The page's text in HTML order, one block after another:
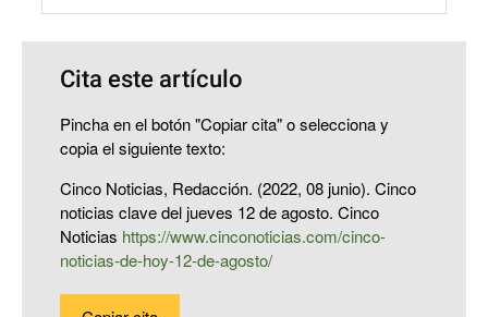
Cita este artículo
Pincha en el botón "Copiar cita" o selecciona y
copia el siguiente texto:
Cinco Noticias, Redacción. (2022, 08 junio). Cinco
noticias clave del jueves 12 de agosto. Cinco
Noticias https://www.cinconoticias.com/cinco-
noticias-de-hoy-12-de-agosto/